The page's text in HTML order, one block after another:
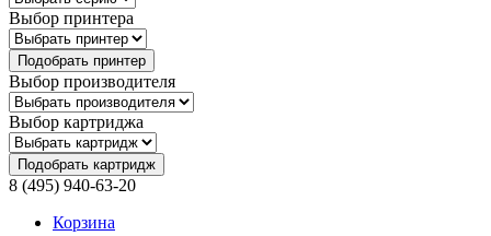
Выбор принтера
Подобрать принтер
Выбор производителя
Выбор картриджа
Подобрать картридж
8 (495) 940-63-20
Корзина